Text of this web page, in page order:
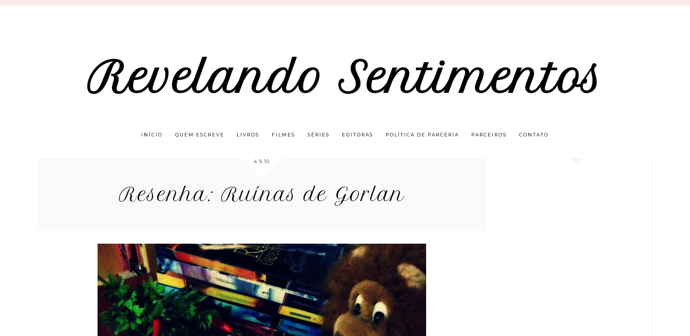
Revelando Sentimentos
INÍCIO QUEM ESCREVE LIVROS FILMES SÉRIES EDITORAS POLÍTICA DE PARCERIA PARCEIROS CONTATO
4.9.10
Resenha: Ruínas de Gorlan